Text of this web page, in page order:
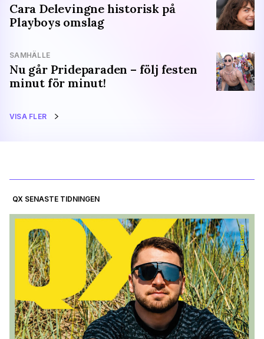
Cara Delevingne historisk på
Playboys omslag
Nu går Prideparaden – följ festen
minut för minut!
SAMHÄLLE
VISA FLER
QX SENASTE TIDNINGEN